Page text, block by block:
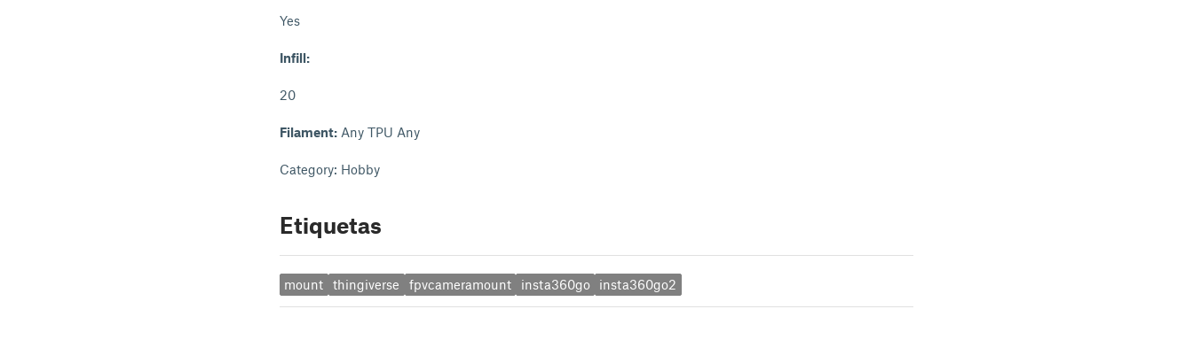
Yes
Infill:
20
Filament: Any TPU Any
Category: Hobby
Etiquetas
mount thingiverse fpvcameramount insta360go insta360go2